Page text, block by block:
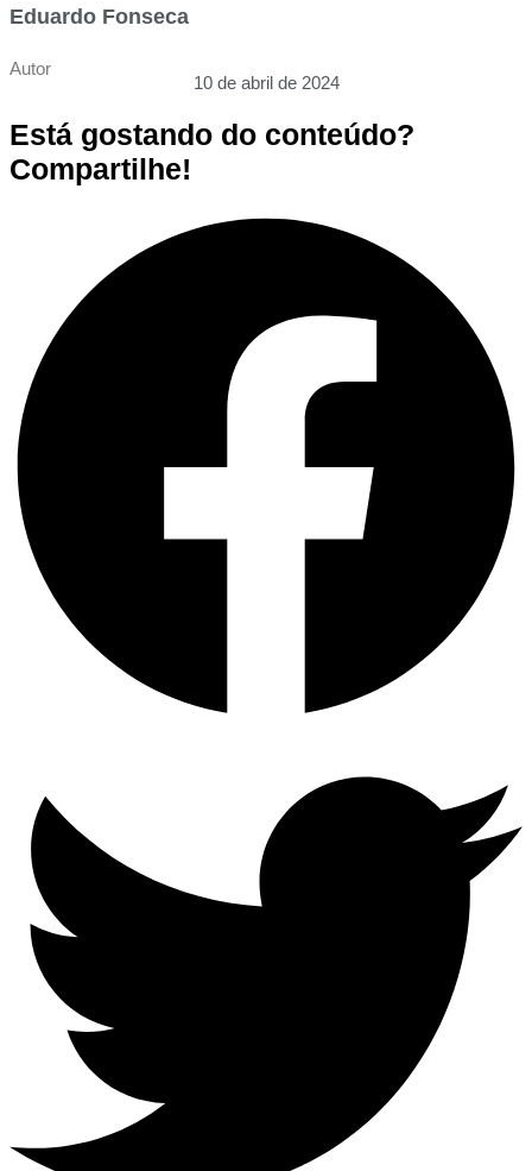
Eduardo Fonseca
Autor
10 de abril de 2024
Está gostando do conteúdo?
Compartilhe!